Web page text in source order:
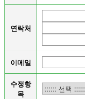
연락처
이메일
수정항
목